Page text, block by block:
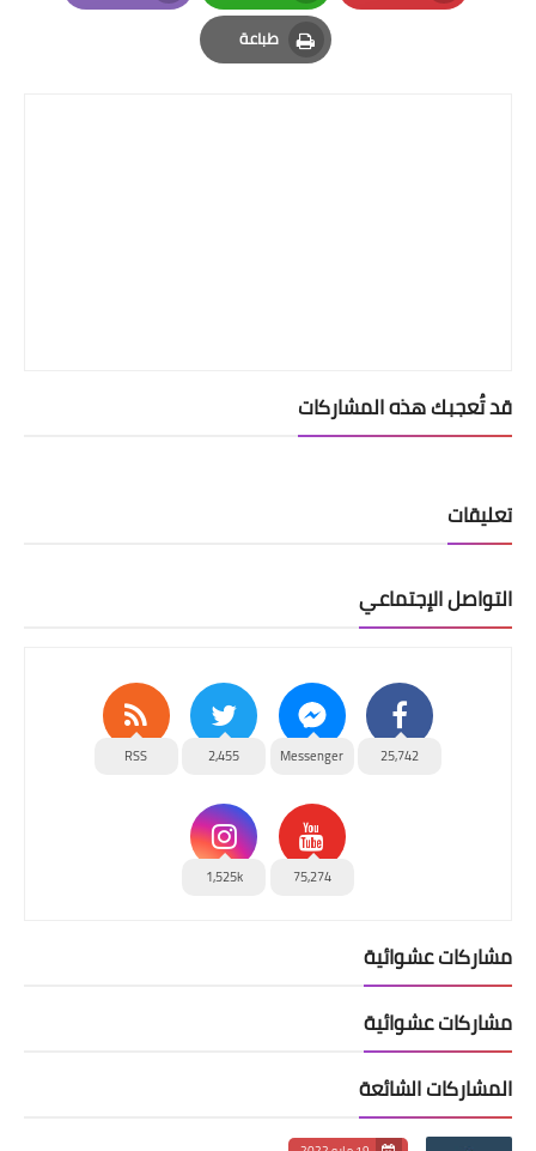
Pinterest
Whatsapp
Email
طباعة
Print
قد تُعجبك هذه المشاركات
تعليقات
التواصل الإجتماعي
25,742
Messenger
2,455
RSS
75,274
1,525k
مشاركات عشوائية
مشاركات عشوائية
المشاركات الشائعة